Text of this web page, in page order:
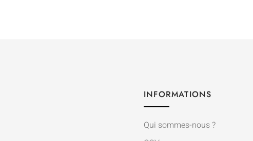
INFORMATIONS
Qui sommes-nous ?